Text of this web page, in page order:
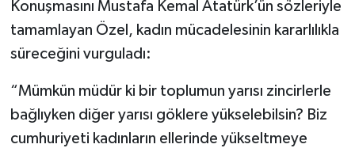
Konuşmasını Mustafa Kemal Atatürk’ün sözleriyle
tamamlayan Özel, kadın mücadelesinin kararlılıkla
süreceğini vurguladı:
“Mümkün müdür ki bir toplumun yarısı zincirlerle
bağlıyken diğer yarısı göklere yükselebilsin? Biz
cumhuriyeti kadınların ellerinde yükseltmeye